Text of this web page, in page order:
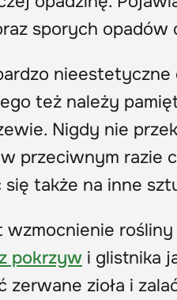
sporych opadów
nieestetyczne
też należy
Nigdy nie
przeciwnym razie
także na inne
wzmocnienie
pokrzyw i glistnika
zerwane zioła i